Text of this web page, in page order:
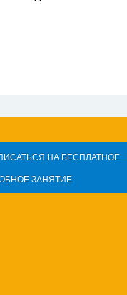
НА БЕСПЛАТНОЕ
ЗАНЯТИЕ